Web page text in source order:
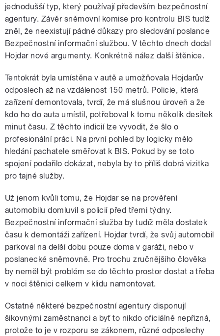
jednodušší typ, který používají především bezpečnostní
agentury. Závěr sněmovní komise pro kontrolu BIS tudíž
zněl, že neexistují pádné důkazy pro sledování poslance
Bezpečnostní informační službou. V těchto dnech dodal
Hojdar nové argumenty. Konkrétně nález další štěnice.
Tentokrát byla umístěna v autě a umožňovala Hojdarův
odposlech až na vzdálenost 150 metrů. Policie, která
zařízení demontovala, tvrdí, že má slušnou úroveň a že
kdo ho do auta umístil, potřeboval k tomu několik desítek
minut času. Z těchto indicií lze vyvodit, že šlo o
profesionální práci. Na první pohled by logicky mělo
hledání pachatele směřovat k BIS. Pokud by se toto
spojení podařilo dokázat, nebyla by to příliš dobrá vizitka
pro tajné služby.
Už jenom kvůli tomu, že Hojdar se na prověření
automobilu domluvil s policií před třemi týdny.
Bezpečnostní informační služba by tudíž měla dostatek
času k demontáži zařízení. Hojdar tvrdí, že svůj automobil
parkoval na delší dobu pouze doma v garáži, nebo v
poslanecké sněmovně. Pro trochu zručnějšího člověka
by neměl být problém se do těchto prostor dostat a třeba
v noci štěnici celkem v klidu namontovat.
Ostatně některé bezpečnostní agentury disponují
šikovnými zaměstnanci a byť to nikdo oficiálně nepřizná,
protože to je v rozporu se zákonem, různé odposlechy